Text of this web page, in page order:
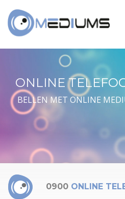
ONLINE
BELLEN MET ONLINE
0900 ONLINE